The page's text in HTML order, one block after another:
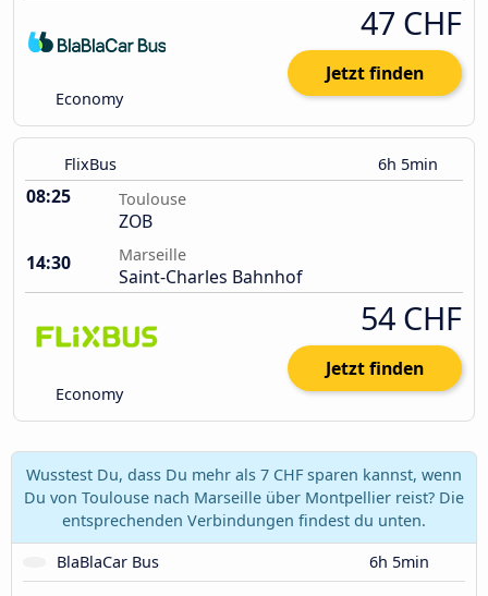
Economy
47 CHF
Jetzt finden
FlixBus 6h 5min
08:25 Toulouse
ZOB
14:30
Marseille
Saint-Charles Bahnhof
Economy
54 CHF
Jetzt finden
Wusstest Du, dass Du mehr als 7 CHF sparen kannst, wenn
Du von Toulouse nach Marseille über Montpellier reist? Die
entsprechenden Verbindungen findest du unten.
BlaBlaCar Bus
6h 5min